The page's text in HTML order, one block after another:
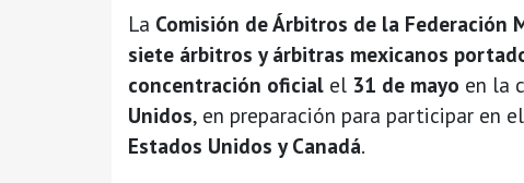
La Comisión de Árbitros de la Federación
siete árbitros y árbitras mexicanos
concentración oficial el 31 de mayo en la
Unidos, en preparación para participar en el
Estados Unidos y Canadá.